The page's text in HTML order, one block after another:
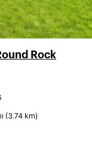
Rock
(3.74 km)